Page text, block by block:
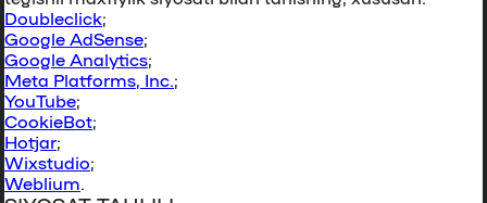
Doubleclick;
Google AdSense;
Google Analytics;
Meta Platforms, Inc.;
YouTube;
CookieBot;
Hotjar;
Wixstudio;
Weblium.